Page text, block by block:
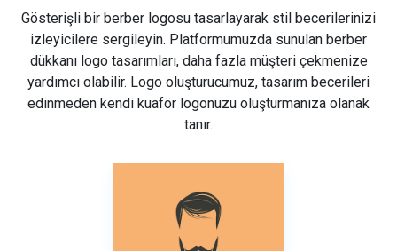
Gösterişli bir berber logosu tasarlayarak stil becerilerinizi
izleyicilere sergileyin. Platformumuzda sunulan berber
dükkanı logo tasarımları, daha fazla müşteri çekmenize
yardımcı olabilir. Logo oluşturucumuz, tasarım becerileri
edinmeden kendi kuaför logonuzu oluşturmanıza olanak
tanır.